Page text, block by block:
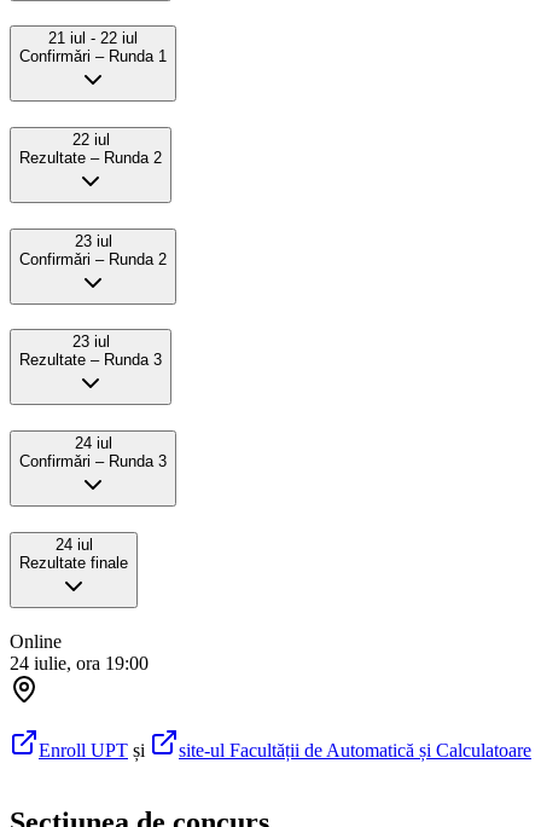
21 iul - 22 iul
Confirmǎri – Runda 1
22 iul
Rezultate – Runda 2
23 iul
Confirmǎri – Runda 2
23 iul
Rezultate – Runda 3
24 iul
Confirmǎri – Runda 3
24 iul
Rezultate finale
Online
24 iulie, ora 19:00
Enroll UPT și site-ul Facultății de Automatică și Calculatoare